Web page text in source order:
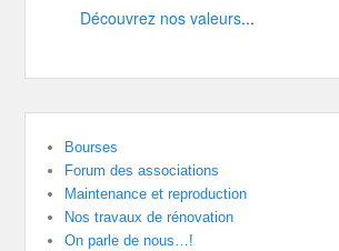
Découvrez nos valeurs...
Bourses
Forum des associations
Maintenance et reproduction
Nos travaux de rénovation
On parle de nous…!